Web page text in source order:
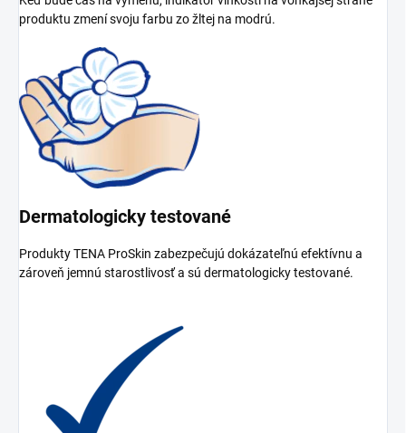
produktu zmení svoju farbu zo žltej na modrú.
Dermatologicky testované
Produkty TENA ProSkin zabezpečujú dokázateľnú efektívnu a
zároveň jemnú starostlivosť a sú dermatologicky testované.